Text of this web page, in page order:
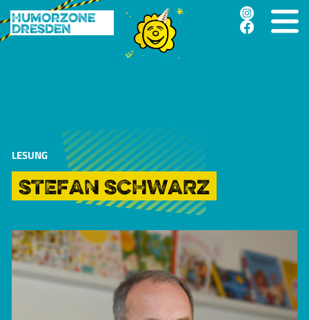
Humorzone
Dresden
LESUNG
STEFAN SCHWARZ